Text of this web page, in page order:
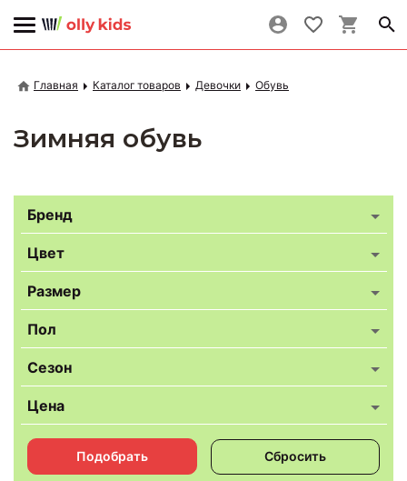
Главная Каталог товаров Девочки Обувь
Зимняя обувь
Бренд
Цвет
Размер
Пол
Сезон
Цена
Подобрать Сбросить